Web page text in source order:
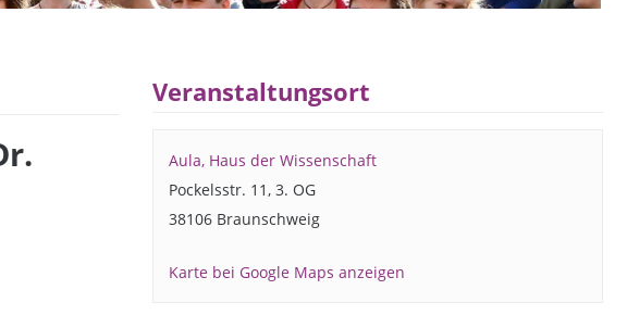
Veranstaltungsort
Aula, Haus der Wissenschaft
Pockelsstr. 11, 3. OG
38106 Braunschweig
Karte bei Google Maps anzeigen